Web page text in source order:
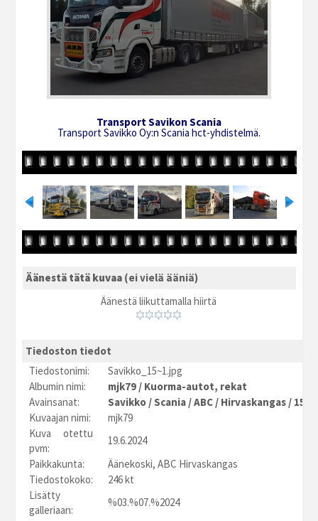
Transport Savikon Scania
Transport Savikko Oy:n Scania hct-yhdistelmä.
Äänestä tätä kuvaa (ei vielä ääniä)
Äänestä liikuttamalla hiirtä
Tiedoston tiedot
Tiedostonimi:
Savikko_15~1.jpg
Albumin nimi:
mjk79 / Kuorma-autot, rekat
Avainsanat:
Savikko /Scania /ABC / Hirvaskangas / 15
Kuvaajan nimi:
mjk79
Kuva otettu
pvm:
19.6.2024
Paikkakunta:
Äänekoski, ABC Hirvaskangas
Tiedostokoko:
246 kt
Lisätty
galleriaan:
%03.%07.%2024